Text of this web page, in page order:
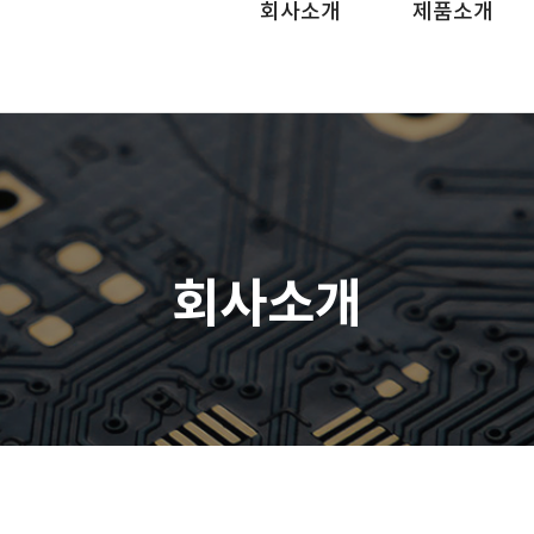
회사소개 제품소개
회사소개